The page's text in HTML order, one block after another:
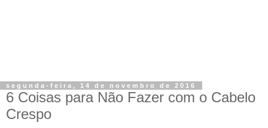
segunda-feira, 14 de novembro de 2016
6 Coisas para Não Fazer com o Cabelo
Crespo